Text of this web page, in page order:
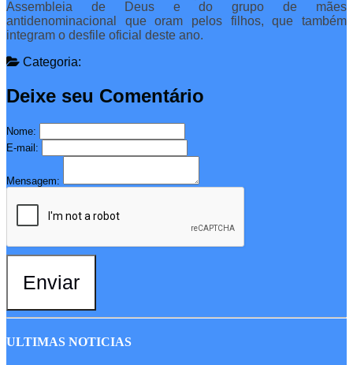
Assembleia de Deus e do grupo de mães
antidenominacional que oram pelos filhos, que também
integram o desfile oficial deste ano.
Categoria:
Deixe seu Comentário
Nome:
E-mail:
Mensagem:
Enviar
ULTIMAS NOTICIAS